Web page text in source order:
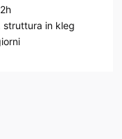
struttura in kleg